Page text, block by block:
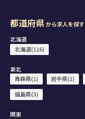
都道府県から求人を探す
北海道
北海道(116)
東北
青森県(1)
岩手県(1)
福島県(3)
関東